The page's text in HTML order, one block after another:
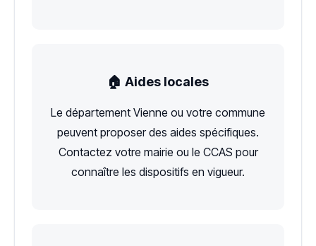
🏠 Aides locales
Le département Vienne ou votre commune
peuvent proposer des aides spécifiques.
Contactez votre mairie ou le CCAS pour
connaître les dispositifs en vigueur.